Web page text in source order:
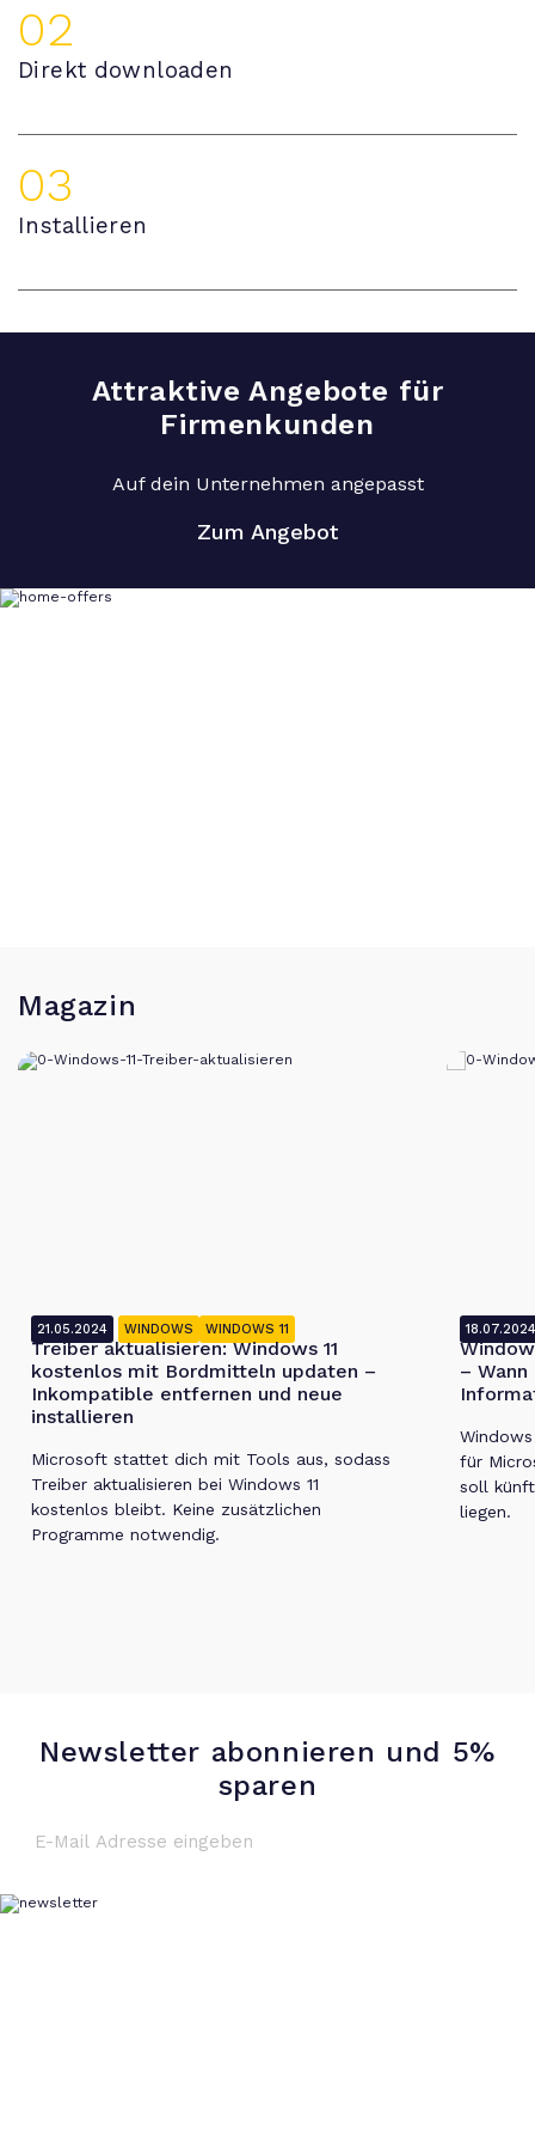
02
Direkt downloaden
03
Installieren
Attraktive Angebote für
Firmenkunden
Auf dein Unternehmen angepasst
Zum Angebot
Magazin
21.05.2024 WINDOWS WINDOWS 11
Treiber aktualisieren: Windows 11
kostenlos mit Bordmitteln updaten –
Inkompatible entfernen und neue
installieren
Microsoft stattet dich mit Tools aus, sodass
Treiber aktualisieren bei Windows 11
kostenlos bleibt. Keine zusätzlichen
Programme notwendig.
–
für
soll
liegen.
Newsletter abonnieren und 5%
sparen